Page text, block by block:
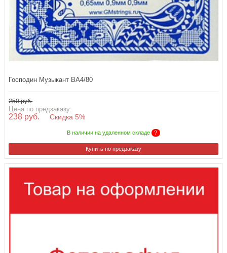
Господин Музыкант BA4/80
250 руб.
Цена по предзаказу:
238 руб. Скидка 5%
В наличии на удаленном складе ?
Купить по предзаказу